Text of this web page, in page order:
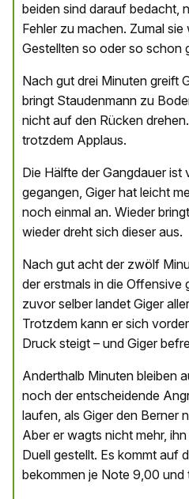
beiden sind darauf bedacht,
Fehler zu machen. Zumal
Gestellten so oder so schon
Nach gut drei Minuten greift
bringt Staudenmann zu
nicht auf den Rücken
trotzdem Applaus.
Die Hälfte der Gangdauer ist
gegangen, Giger hat leicht
noch einmal an. Wieder
wieder dreht sich dieser aus.
Nach gut acht der zwölf
der erstmals in die Offensive
zuvor selber landet Giger
Trotzdem kann er sich
Druck steigt – und Giger
Anderthalb Minuten bleiben
noch der entscheidende
laufen, als Giger den Berner
Aber er wagts nicht mehr,
Duell gestellt. Es kommt auf
bekommen je Note 9,00 und